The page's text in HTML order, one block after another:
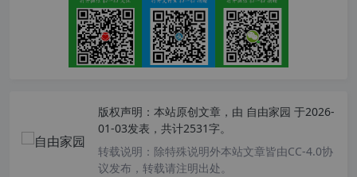
版权声明： 本站原创文章，由 自由家园 于2026-
01-03发表，共计2531字。
转载说明： 除特殊说明外本站文章皆由CC-4.0协
议发布，转载请注明出处。